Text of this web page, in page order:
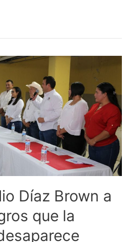
Díaz Brown a
que la